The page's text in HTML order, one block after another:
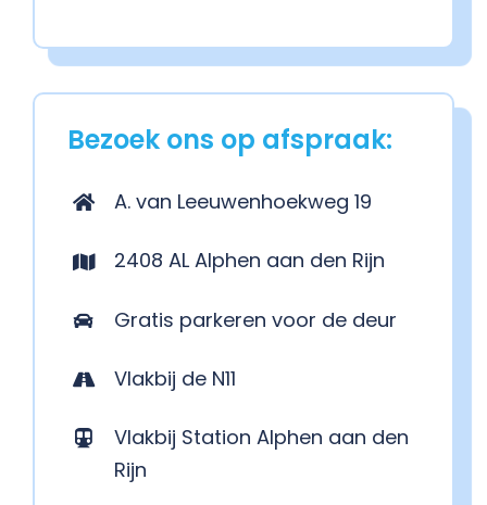
Bezoek ons op afspraak:
A. van Leeuwenhoekweg 19
2408 AL Alphen aan den Rijn
Gratis parkeren voor de deur
Vlakbij de N11
Vlakbij Station Alphen aan den
Rijn